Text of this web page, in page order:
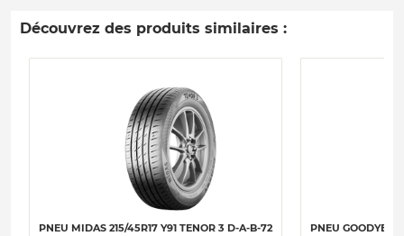
Découvrez des produits similaires :
PNEU MIDAS 215/45R17 Y91 TENOR 3 D-A-B-72 PNEU